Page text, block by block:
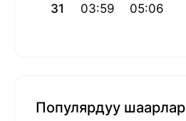
31 03:59 05:06
Популярдуу шаарлар